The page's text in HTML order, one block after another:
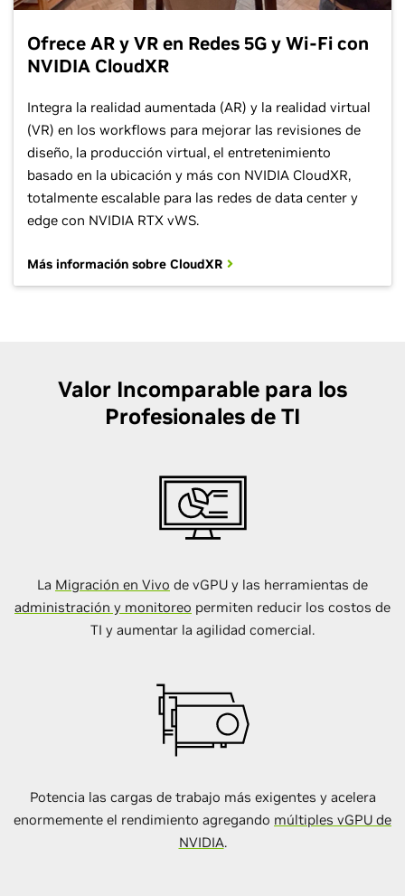
Ofrece AR y VR en Redes 5G y Wi-Fi con
NVIDIA CloudXR
Integra la realidad aumentada (AR) y la realidad virtual
(VR) en los workflows para mejorar las revisiones de
diseño, la producción virtual, el entretenimiento
basado en la ubicación y más con NVIDIA CloudXR,
totalmente escalable para las redes de data center y
edge con NVIDIA RTX vWS.
Más información sobre CloudXR
Valor Incomparable para los
Profesionales de TI
La Migración en Vivo de vGPU y las herramientas de
administración y monitoreo permiten reducir los costos de
TI y aumentar la agilidad comercial.
Potencia las cargas de trabajo más exigentes y acelera
enormemente el rendimiento agregando múltiples vGPU de
NVIDIA.